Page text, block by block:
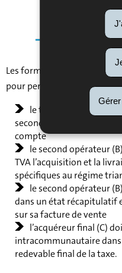
Les formalités et
pour permettre la mise en
le transport est
second opérateur (B) ou
compte
le second opérateur
TVA l’acquisition et la
spécifiques au régime
le second opérateur
dans un état récapitulatif
sur sa facture de vente
l’acquéreur final (C)
intracommunautaire
redevable final de la taxe.